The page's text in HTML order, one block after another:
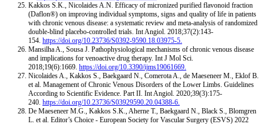
Kakkos S.K., Nicolaides A.N. Efficacy of micronized purified flavonoid fraction
(Daflon®) on improving individual symptoms, signs and quality of life in patients
with chronic venous disease: a systematic review and meta-analysis of randomized
double-blind placebo-controlled trials. Int Angiol. 2018;37(2):143-
154. https://doi.org/10.23736/S0392-9590.18.03975-5.
Mansilha A., Sousa J. Pathophysiological mechanisms of chronic venous disease
and implications for venoactive drug therapy. Int J Mol Sci.
2018;19(6):1669. https://doi.org/10.3390/ijms19061669.
Nicolaides A., Kakkos S., Baekgaard N., Comerota A., de Maeseneer M., Eklof B.
et al. Management of Chronic Venous Disorders of the Lower Limbs. Guidelines
According to Scientific Evidence. Part II. Int Angiol. 2020;39(3):175-
240. https://doi.org/10.23736/S03929590.20.04388-6.
De Maeseneer M.G., Kakkos S.K., Aherne T., Baekgaard N., Black S., Blomgren
L. et al. Editor’s Choice - European Society for Vascular Surgery (ESVS) 2022